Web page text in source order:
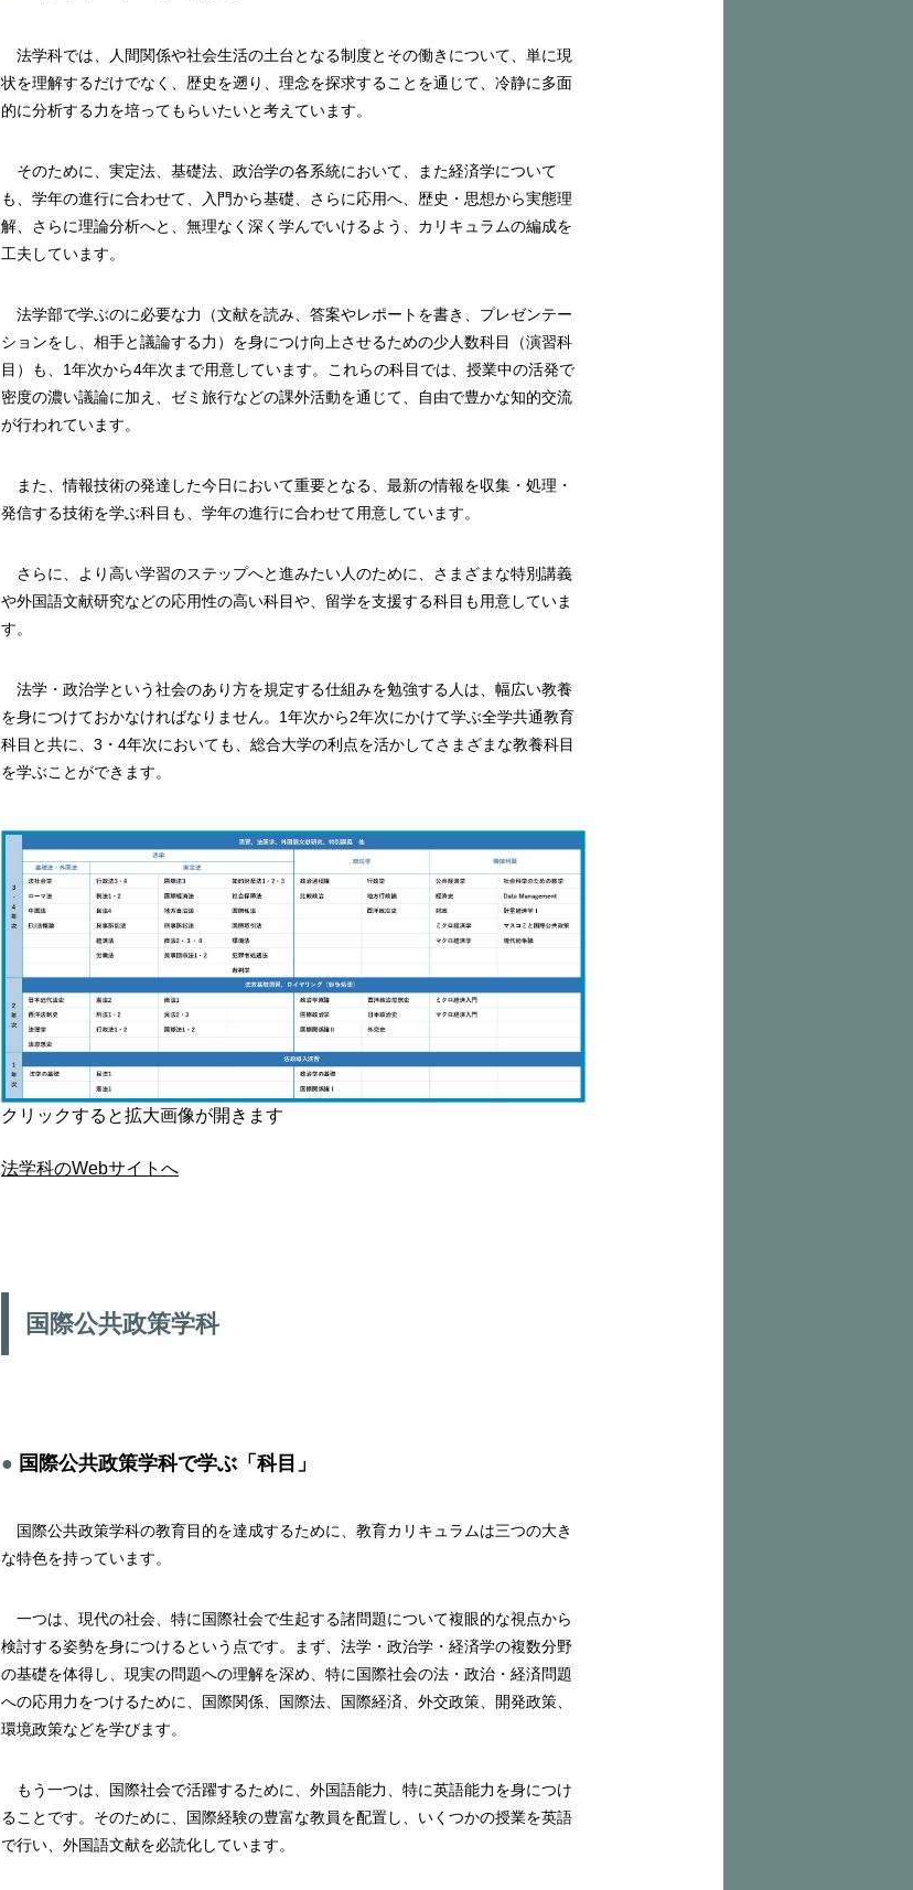
法学科では、人間関係や社会生活の土台となる制度とその働きについて、単に現
状を理解するだけでなく、歴史を遡り、理念を探求することを通じて、冷静に多面
的に分析する力を培ってもらいたいと考えています。
そのために、実定法、基礎法、政治学の各系統において、また経済学について
も、学年の進行に合わせて、入門から基礎、さらに応用へ、歴史・思想から実態理
解、さらに理論分析へと、無理なく深く学んでいけるよう、カリキュラムの編成を
工夫しています。
法学部で学ぶのに必要な力（文献を読み、答案やレポートを書き、プレゼンテー
ションをし、相手と議論する力）を身につけ向上させるための少人数科目（演習科
目）も、1年次から4年次まで用意しています。これらの科目では、授業中の活発で
密度の濃い議論に加え、ゼミ旅行などの課外活動を通じて、自由で豊かな知的交流
が行われています。
また、情報技術の発達した今日において重要となる、最新の情報を収集・処理・
発信する技術を学ぶ科目も、学年の進行に合わせて用意しています。
さらに、より高い学習のステップへと進みたい人のために、さまざまな特別講義
や外国語文献研究などの応用性の高い科目や、留学を支援する科目も用意していま
す。
法学・政治学という社会のあり方を規定する仕組みを勉強する人は、幅広い教養
を身につけておかなければなりません。1年次から2年次にかけて学ぶ全学共通教育
科目と共に、3・4年次においても、総合大学の利点を活かしてさまざまな教養科目
を学ぶことができます。
クリックすると拡大画像が開きます
法学科のWebサイトへ
国際公共政策学科
国際公共政策学科で学ぶ「科目」
国際公共政策学科の教育目的を達成するために、教育カリキュラムは三つの大き
な特色を持っています。
一つは、現代の社会、特に国際社会で生起する諸問題について複眼的な視点から
検討する姿勢を身につけるという点です。まず、法学・政治学・経済学の複数分野
の基礎を体得し、現実の問題への理解を深め、特に国際社会の法・政治・経済問題
への応用力をつけるために、国際関係、国際法、国際経済、外交政策、開発政策、
環境政策などを学びます。
もう一つは、国際社会で活躍するために、外国語能力、特に英語能力を身につけ
ることです。そのために、国際経験の豊富な教員を配置し、いくつかの授業を英語
で行い、外国語文献を必読化しています。